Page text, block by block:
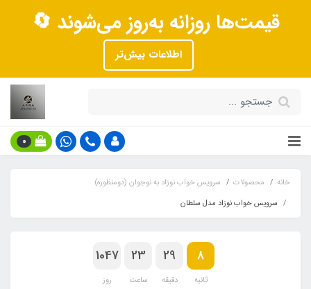
قیمت‌ها روزانه به‌روز می‌شوند 🔄
اطلاعات بیش‌تر
0
خانه محصولات
سرویس خواب نوزاد به نوجوان (دومنظوره)
سرویس خواب نوزاد مدل سلطان
1047
روز
23
ساعت
29
دقیقه
7
ثانیه